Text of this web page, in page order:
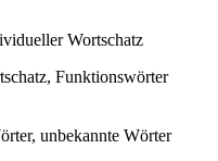
Wortschatz
Funktionswörter
unbekannte Wörter